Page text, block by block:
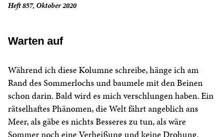
Heft 857, Oktober 2020
Warten auf
Während ich diese Kolumne schreibe, hänge ich am
Rand des Sommerlochs und baumele mit den Beinen
schon darin. Bald wird es mich verschlungen haben. Ein
rätselhaftes Phänomen, die Welt fährt angeblich ans
Meer, als gäbe es nichts Besseres zu tun, als wäre
Sommer noch eine Verheißung und keine Drohung.